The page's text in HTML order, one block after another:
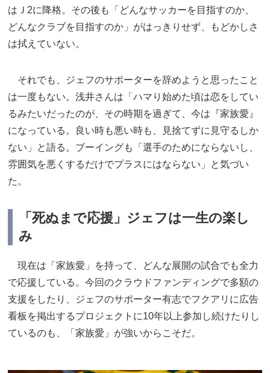
はＪ2に降格。その後も「どんなサッカーを目指すのか、
どんなクラブを目指すのか」がはっきりせず、もどかしさ
は拭えていない。
それでも、ジェフのサポーターを辞めようと思ったこと
は一度もない。浅井さんは「ハマり始めた頃は恋をしてい
るみたいだったのが、その時期を過ぎて、今は『家族愛』
になっている。良い時も悪い時も、見捨てずに見守るしか
ない」と語る。ブーイングも「選手のためにならないし、
雰囲気を悪くするだけでプラスにはならない」と気づい
た。
「死ぬまで応援」ジェフは一生の楽し
み
現在は「家族愛」を持って、どんな展開の試合でも全力
で応援している。今回のクラウドファンディングで多額の
支援をしたり、ジェフのサポーター有志でフクアリに広告
看板を掲出するプロジェクトに10年以上参加し続けたりし
ているのも、「家族愛」が強いからこそだ。